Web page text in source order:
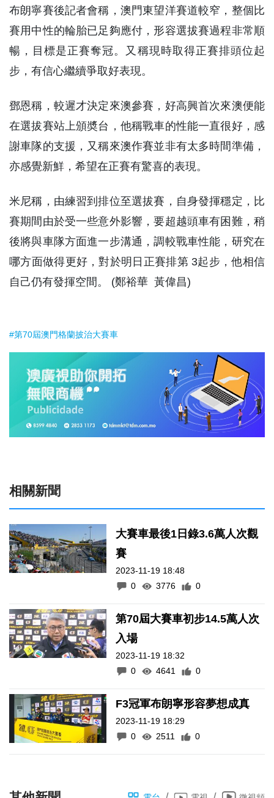
布朗寧賽後記者會稱，澳門東望洋賽道較窄，整個比
賽用中性的輪胎已足夠應付，形容選拔賽過程非常順
暢，目標是正賽奪冠。又稱現時取得正賽排頭位起
步，有信心繼續爭取好表現。
鄧恩稱，較遲才決定來澳參賽，好高興首次來澳便能
在選拔賽站上頒奬台，他稱戰車的性能一直很好，感
謝車隊的支援，又稱來澳作賽並非有太多時間準備，
亦感覺新鮮，希望在正賽有驚喜的表現。
米尼稱，由練習到排位至選拔賽，自身發揮穩定，比
賽期間由於受一些意外影響，要超越頭車有困難，稍
後將與車隊方面進一步溝通，調較戰車性能，研究在
哪方面做得更好，對於明日正賽排第 3起步，他相信
自己仍有發揮空間。 (鄭裕華 黃偉昌)
#第70屆澳門格蘭披治大賽車
相關新聞
大賽車最後1日錄3.6萬人次觀
賽
2023-11-19 18:48
0
3776 0
第70屆大賽車初步14.5萬人次
入場
2023-11-19 18:32
0
4641 0
F3冠軍布朗寧形容夢想成真
2023-11-19 18:29
0
2511 0